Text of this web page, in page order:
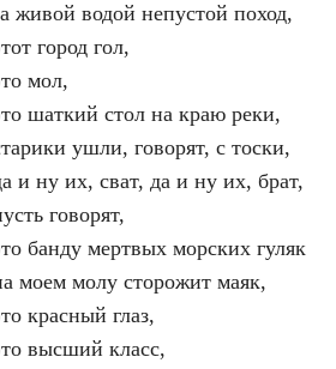
живой водой непустой поход,
город гол,
мол,
шаткий стол на краю реки,
ушли, говорят, с тоски,
и ну их, сват, да и ну их, брат,
говорят,
банду мертвых морских гуляк
моем молу сторожит маяк,
красный глаз,
высший класс,